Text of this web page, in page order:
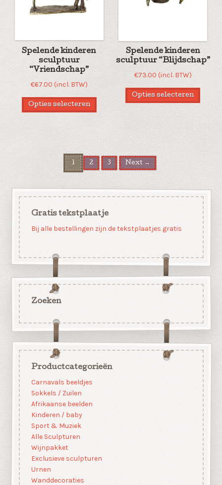
Spelende kinderen
sculptuur
“Vriendschap”
€67.00 (incl. BTW)
Opties selecteren
Spelende kinderen
sculptuur “Blijdschap”
€73.00 (incl. BTW)
Opties selecteren
1 2 3 Next →
Gratis tekstplaatje
Bij alle bestellingen zijn de tekstplaatjes gratis
Zoeken
Productcategorieën
Carnavals beeldjes
Sokkels / Zuilen
Afrikaanse beelden
Kinderen / baby
Sport & Muziek
Alle Sculpturen
Wijnpakket
Exclusieve sculpturen
Urnen
Wanddecoraties